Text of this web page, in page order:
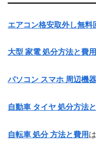
エアコン格安取外し無料
大型 家電 処分方法と費用
パソコン スマホ 周辺機
自動車 タイヤ 処分方法
自転車 処分 方法と費用